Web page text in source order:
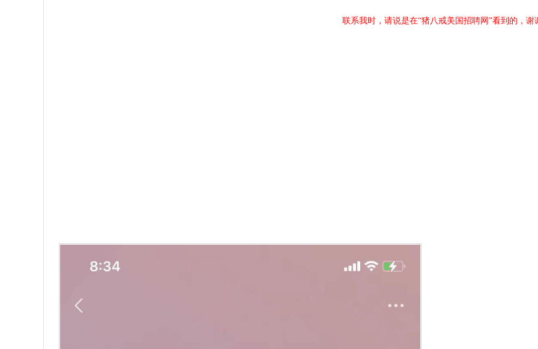
联系我时，请说是在“猪八戒美国招聘网”看到的，谢